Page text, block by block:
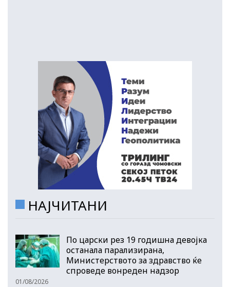
НАЈЧИТАНИ
По царски рез 19 годишна девојка
останала парализирана,
Министерството за здравство ќе
спроведе вонреден надзор
01/08/2026